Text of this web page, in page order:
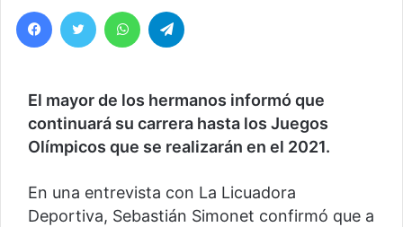
Facebook
Twitter WhatsApp
El mayor de los hermanos informó que
continuará su carrera hasta los Juegos
Olímpicos que se realizarán en el 2021.
En una entrevista con La Licuadora
Deportiva, Sebastián Simonet confirmó que a